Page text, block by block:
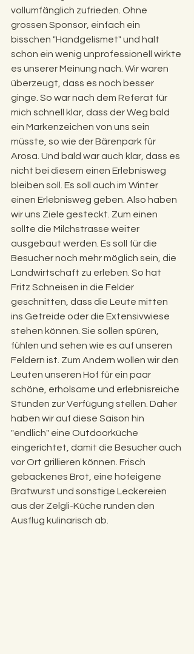
vollumfänglich zufrieden. Ohne
grossen Sponsor, einfach ein
bisschen "Handgelismet" und halt
schon ein wenig unprofessionell wirkte
es unserer Meinung nach. Wir waren
überzeugt, dass es noch besser
ginge. So war nach dem Referat für
mich schnell klar, dass der Weg bald
ein Markenzeichen von uns sein
müsste, so wie der Bärenpark für
Arosa. Und bald war auch klar, dass es
nicht bei diesem einen Erlebnisweg
bleiben soll. Es soll auch im Winter
einen Erlebnisweg geben. Also haben
wir uns Ziele gesteckt. Zum einen
sollte die Milchstrasse weiter
ausgebaut werden. Es soll für die
Besucher noch mehr möglich sein, die
Landwirtschaft zu erleben. So hat
Fritz Schneisen in die Felder
geschnitten, dass die Leute mitten
ins Getreide oder die Extensivwiese
stehen können. Sie sollen spüren,
fühlen und sehen wie es auf unseren
Feldern ist. Zum Andern wollen wir den
Leuten unseren Hof für ein paar
schöne, erholsame und erlebnisreiche
Stunden zur Verfügung stellen. Daher
haben wir auf diese Saison hin
"endlich" eine Outdoorküche
eingerichtet, damit die Besucher auch
vor Ort grillieren können. Frisch
gebackenes Brot, eine hofeigene
Bratwurst und sonstige Leckereien
aus der Zelgli-Küche runden den
Ausflug kulinarisch ab.